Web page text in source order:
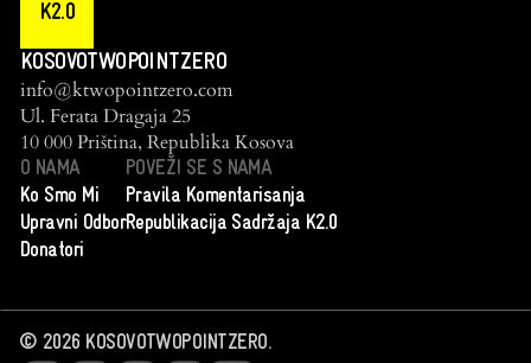
K2.0
KOSOVOTWOPOINTZERO
info@ktwopointzero.com
Ul. Ferata Dragaja 25
10 000 Priština, Republika Kosova
O NAMA
Ko Smo Mi
Upravni Odbor
Donatori
POVEŽI SE S NAMA
Pravila Komentarisanja
Republikacija Sadržaja K2.0
© 2026KOSOVOTWOPOINTZERO.